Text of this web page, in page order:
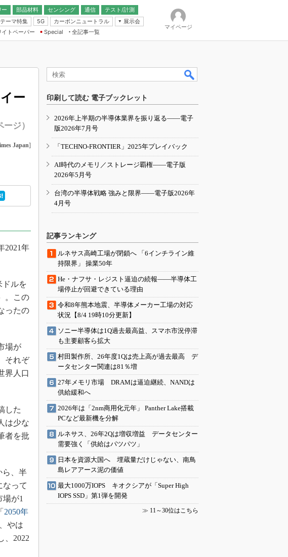
ー 部品材料 センシング
通信
テスト/計測
テーマ特集
5G カーボンニュートラル
展示会
IoT・エッジコンピューティング
EXPO
TECHNO-FRONTIER
人とくるま展
イトペーパー
Special
全記事一覧
マイページ
ー
ージ）
Japan]
2021年
ドルを
。この
ったの
場が
それぞ
界人口
した
は少な
者を批
ら、半
なって
が1
2050年
やは
、2022
印刷して読む 電子ブックレット
2026年上半期の半導体業界を振り返る――電子
版2026年7月号
「TECHNO-FRONTIER」2025年プレイバック
AI時代のメモリ／ストレージ覇権――電子版
2026年5月号
台湾の半導体戦略 強みと限界――電子版2026年
4月号
記事ランキング
ルネサス高崎工場が閉鎖へ 「6インチライン維
持限界」 操業50年
He・ナフサ・レジスト逼迫の続報――半導体工
場停止が回避できている理由
令和8年熊本地震、半導体メーカー工場の対応
状況【8/4 19時10分更新】
ソニー半導体は1Q過去最高益、スマホ市況停滞
も主要顧客ら拡大
村田製作所、26年度1Qは売上高が過去最高 デ
ータセンター関連は81％増
27年メモリ市場 DRAMは逼迫継続、NANDは
供給緩和へ
2026年は「2nm商用化元年」 Panther Lake搭載
PCなど最新機を分解
ルネサス、26年2Qは増収増益 データセンター
需要強く「供給はパツパツ」
日本を資源大国へ 埋蔵量だけじゃない、南鳥
島レアアース泥の価値
最大1000万IOPS キオクシアが「Super High
IOPS SSD」第1弾を開発
≫ 11～30位はこちら